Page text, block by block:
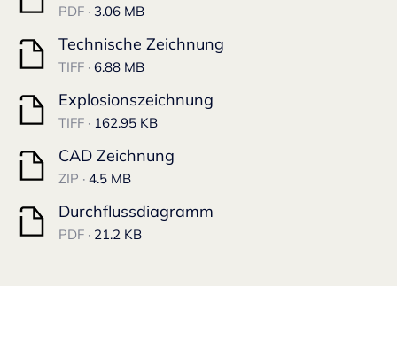
PDF · 3.06 MB
Technische Zeichnung
TIFF · 6.88 MB
Explosionszeichnung
TIFF · 162.95 KB
CAD Zeichnung
ZIP · 4.5 MB
Durchflussdiagramm
PDF · 21.2 KB